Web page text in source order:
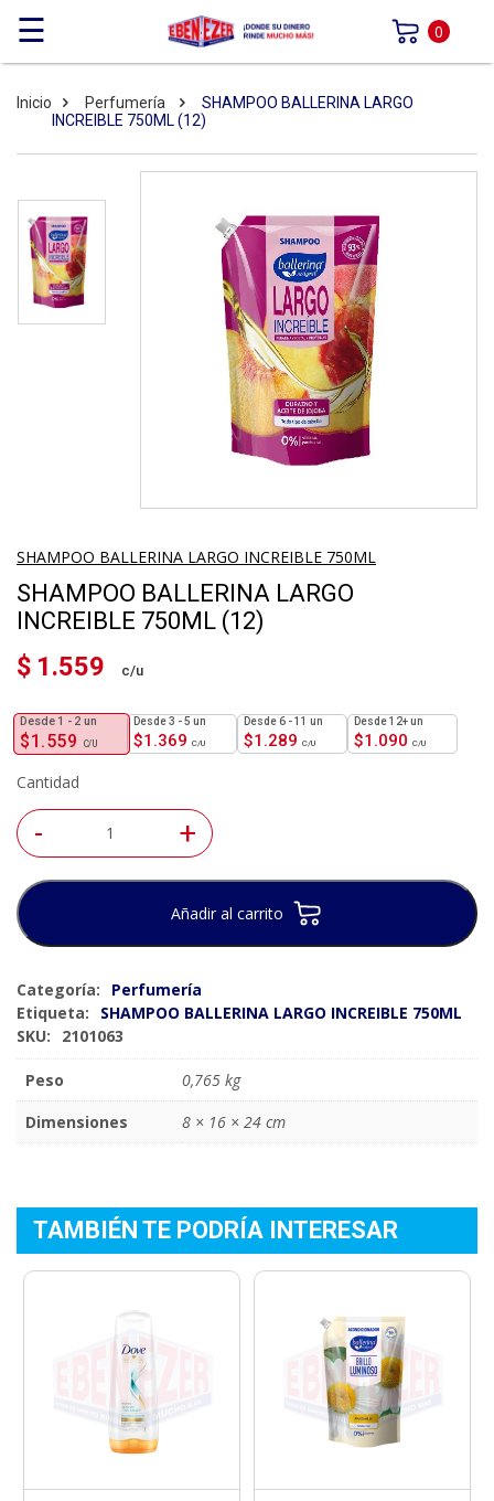
☰ 0
Inicio Perfumería
SHAMPOO BALLERINA LARGO
INCREIBLE 750ML (12)
SHAMPOO BALLERINA LARGO INCREIBLE 750ML
SHAMPOO BALLERINA LARGO
INCREIBLE 750ML (12)
$ 1.559
$1.559
1 - 2 un
$1.369
3 - 5 un
$1.289
6 - 11 un
$1.090
12+ un
Cantidad
- +
Añadir al carrito
Categoría:
Perfumería
Etiqueta:
SHAMPOO BALLERINA LARGO INCREIBLE 750ML
SKU:
2101063
Peso
0,765 kg
Dimensiones
8 × 16 × 24 cm
TAMBIÉN TE PODRÍA INTERESAR